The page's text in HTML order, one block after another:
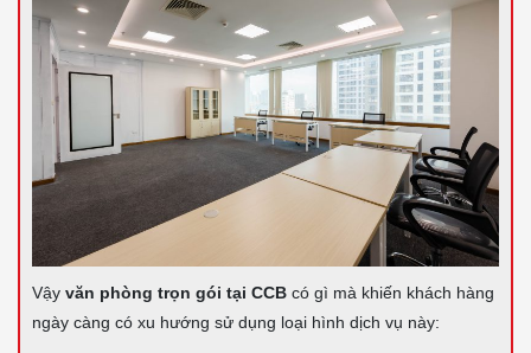
Vậy văn phòng trọn gói tại CCB có gì mà khiến khách hàng
ngày càng có xu hướng sử dụng loại hình dịch vụ này: